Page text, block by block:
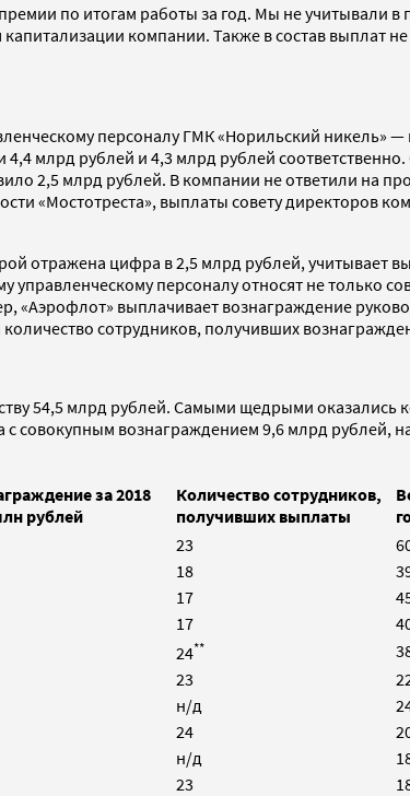
по итогам работы за год. Мы не учитывали
компании. Также в состав
персоналу ГМК «Норильский никель»
млрд рублей и 4,3 млрд рублей
2,5 млрд рублей. В компании не ответили на
«Мостотреста», выплаты совету директоров
отражена цифра в 2,5 млрд рублей, учитывает
персоналу относят не только
выплачивает вознаграждение
сотрудников, получивших
54,5 млрд рублей. Самыми щедрыми оказались
совокупным вознаграждением 9,6 млрд рублей,
за 2018
рублей
Количество сотрудников,
получивших выплаты
23
18
17
17
24**
23
н/д
24
н/д
23